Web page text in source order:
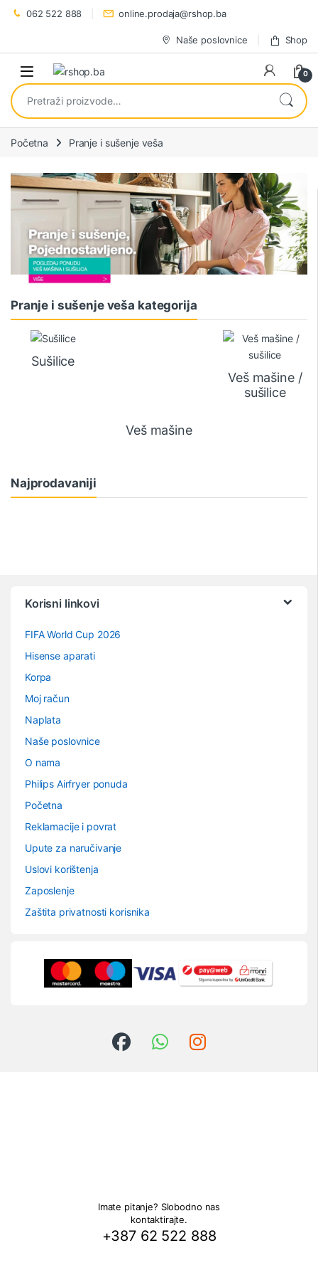
Preskoči na navigaciju
Preskoči na sadržaj
062 522 888 online.prodaja@rshop.ba
Naše poslovnice Shop
0
Pretraži:
Početna Pranje i sušenje veša
Pranje i sušenje veša kategorija
Sušilice
Veš mašine
Veš mašine /
sušilice
Najprodavaniji
Korisni linkovi
FIFA World Cup 2026
Hisense aparati
Korpa
Moj račun
Naplata
Naše poslovnice
O nama
Philips Airfryer ponuda
Početna
Reklamacije i povrat
Upute za naručivanje
Uslovi korištenja
Zaposlenje
Zaštita privatnosti korisnika
Imate pitanje? Slobodno nas
kontaktirajte.
+387 62 522 888